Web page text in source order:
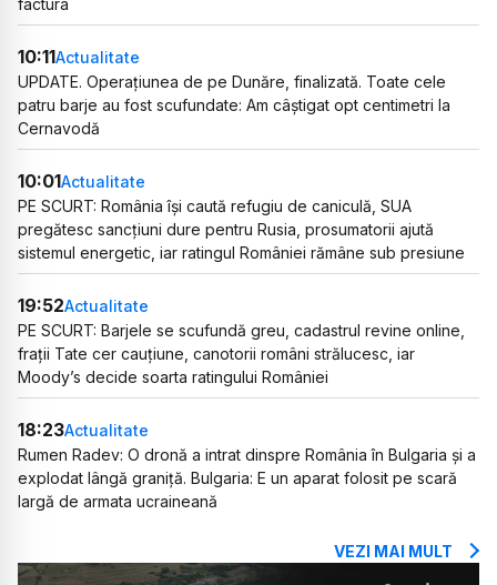
factura
10:11Actualitate
UPDATE. Operațiunea de pe Dunăre, finalizată. Toate cele
patru barje au fost scufundate: Am câștigat opt centimetri la
Cernavodă
10:01Actualitate
PE SCURT: România își caută refugiu de caniculă, SUA
pregătesc sancțiuni dure pentru Rusia, prosumatorii ajută
sistemul energetic, iar ratingul României rămâne sub presiune
19:52Actualitate
PE SCURT: Barjele se scufundă greu, cadastrul revine online,
frații Tate cer cauțiune, canotorii români strălucesc, iar
Moody’s decide soarta ratingului României
18:23Actualitate
Rumen Radev: O dronă a intrat dinspre România în Bulgaria și a
explodat lângă graniță. Bulgaria: E un aparat folosit pe scară
largă de armata ucraineană
VEZI MAI MULT